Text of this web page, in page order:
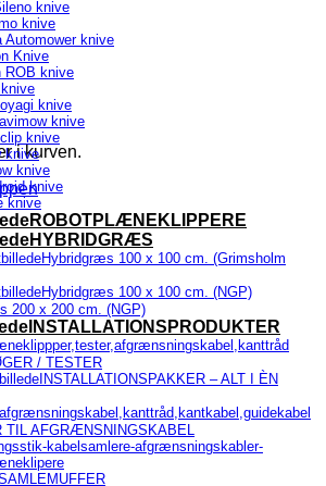
i kurven.
knive
knive
Automower knive
Knive
ROB knive
knive
knive
knive
knive
knive
knive
knive
ROBOTPLÆNEKLIPPERE
HYBRIDGRÆS
Hybridgræs 100 x 100 cm. (Grimsholm
Hybridgræs 100 x 100 cm. (NGP)
200 x 200 cm. (NGP)
INSTALLATIONSPRODUKTER
/ TESTER
INSTALLATIONSPAKKER – ALT I ÈN
TIL AFGRÆNSNINGSKABEL